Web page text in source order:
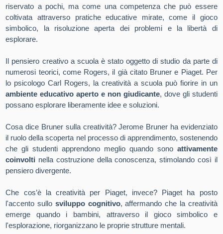
riservato a pochi, ma come una competenza che può essere
coltivata attraverso pratiche educative mirate, come il gioco
simbolico, la risoluzione aperta dei problemi e la libertà di
esplorare.
Il pensiero creativo a scuola è stato oggetto di studio da parte di
numerosi teorici, come Rogers, il già citato Bruner e Piaget. Per
lo psicologo Carl Rogers, la creatività a scuola può fiorire in un
ambiente educativo aperto e non giudicante, dove gli studenti
possano esplorare liberamente idee e soluzioni.
Cosa dice Bruner sulla creatività?Jerome Bruner ha evidenziato
il ruolo della scoperta nel processo di apprendimento, sostenendo
che gli studenti apprendono meglio quando sono attivamente
coinvolti nella costruzione della conoscenza, stimolando così il
pensiero divergente.
Che cos’è la creatività per Piaget, invece? Piaget ha posto
l'accento sullo sviluppo cognitivo, affermando che la creatività
emerge quando i bambini, attraverso il gioco simbolico e
l'esplorazione, riorganizzano le proprie strutture mentali.